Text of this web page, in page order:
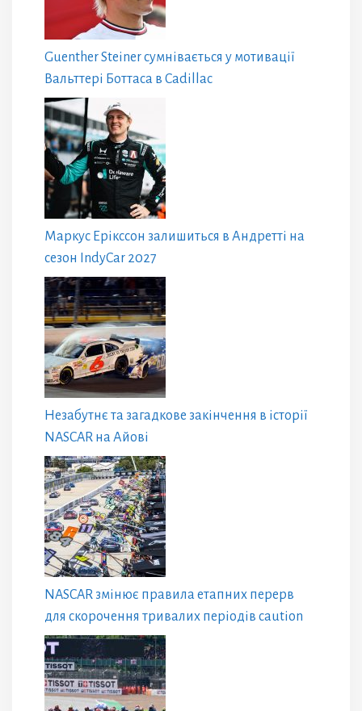
Guenther Steiner сумнівається у мотивації
Вальттері Боттаса в Cadillac
Маркус Ерікссон залишиться в Андретті на
сезон IndyCar 2027
Незабутнє та загадкове закінчення в історії
NASCAR на Айові
NASCAR змінює правила етапних перерв
для скорочення тривалих періодів caution